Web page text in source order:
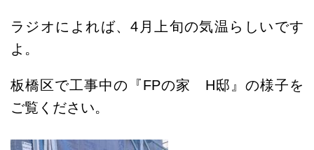
ラジオによれば、4月上旬の気温らしいです
よ。
板橋区で工事中の『FPの家 H邸』の様子を
ご覧ください。